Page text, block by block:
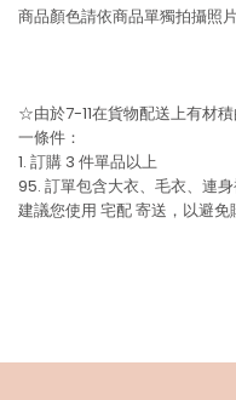
商品顏色請依商品單獨拍攝照片
☆由於7-11在貨物配送上有材
一條件：
1. 訂購 3 件單品以上
95. 訂單包含大衣、毛衣、連
建議您使用 宅配寄送，以避免